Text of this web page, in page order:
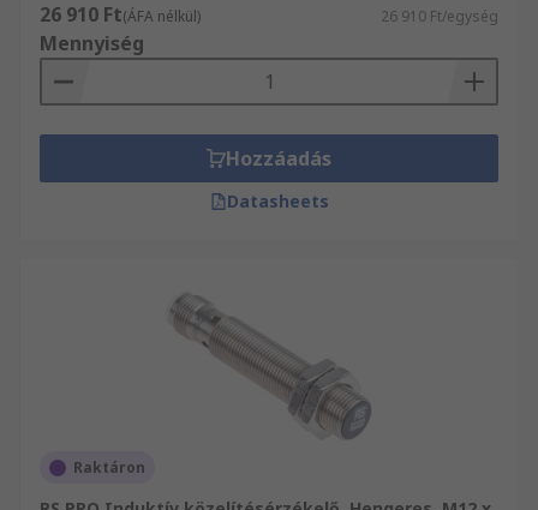
26 910 Ft(ÁFA nélkül) 26 910 Ft/egység
Mennyiség
Hozzáadás
Datasheets
Raktáron